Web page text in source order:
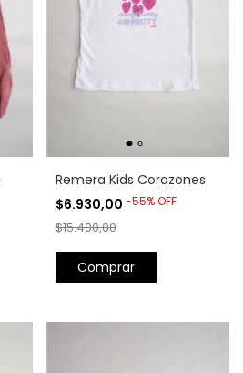
Remera Kids Corazones
$6.930,00 -55%OFF
$15.400,00
Comprar